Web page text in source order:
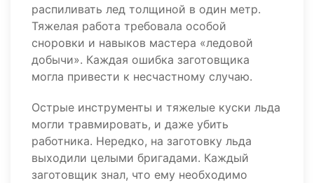
распиливать лед толщиной в один метр.
Тяжелая работа требовала особой
сноровки и навыков мастера «ледовой
добычи». Каждая ошибка заготовщика
могла привести к несчастному случаю.
Острые инструменты и тяжелые куски льда
могли травмировать, и даже убить
работника. Нередко, на заготовку льда
выходили целыми бригадами. Каждый
заготовщик знал, что ему необходимо